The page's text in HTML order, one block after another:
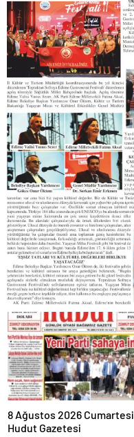
8 Ağustos 2026 Cumartesi
Hudut Gazetesi